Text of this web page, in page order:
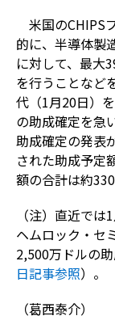
米国のCHIPS
的に、半導体製
に対して、最大
を行うことなど
代（1月20日）
の助成確定を急
助成確定の発表
された助成予定
額の合計は約
（注）直近で
ヘムロック・セ
2,500万ドルの
日記事参照）。
（葛西泰介）